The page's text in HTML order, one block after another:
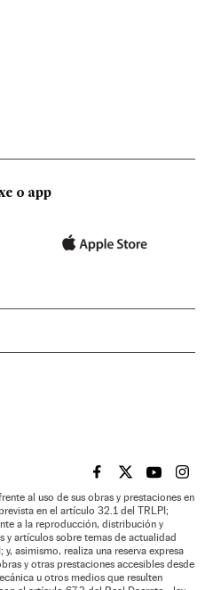
o app
EL PAÍS BRASIL EN
EL PAÍSEL PAÍS
EL
al uso de sus obras y prestaciones en
en el artículo 32.1 del TRLPI;
a la reproducción, distribución y
y artículos sobre temas de actualidad
asimismo, realiza una reserva expresa
y otras prestaciones accesibles desde
u otros medios que resulten